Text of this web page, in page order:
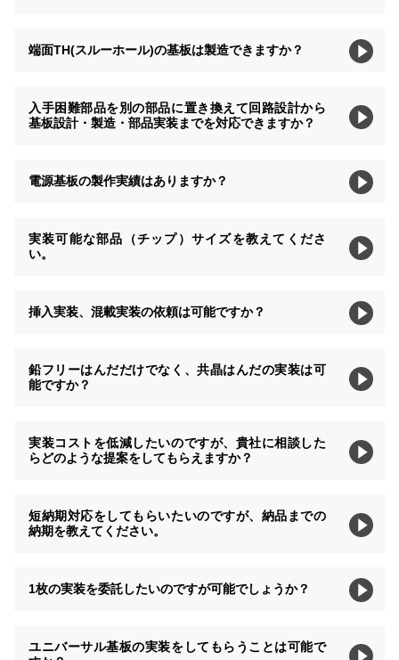
端面TH(スルーホール)の基板は製造できますか？
入手困難部品を別の部品に置き換えて回路設計から
基板設計・製造・部品実装までを対応できますか？
電源基板の製作実績はありますか？
実装可能な部品（チップ）サイズを教えてくださ
い。
挿入実装、混載実装の依頼は可能ですか？
鉛フリーはんだだけでなく、共晶はんだの実装は可
能ですか？
実装コストを低減したいのですが、貴社に相談した
らどのような提案をしてもらえますか？
短納期対応をしてもらいたいのですが、納品までの
納期を教えてください。
1枚の実装を委託したいのですが可能でしょうか？
ユニバーサル基板の実装をしてもらうことは可能で